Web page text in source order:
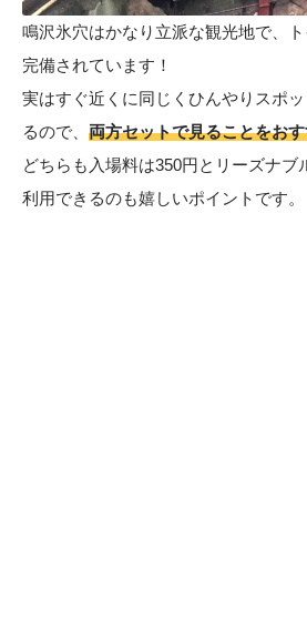
鳴沢氷穴はかなり立派な観光地で、
完備されています！
実はすぐ近くに同じくひんやりスポ
るので、 両方セットで見ることをお
どちらも入場料は350円とリーズナブ
利用できるのも嬉しいポイントです。